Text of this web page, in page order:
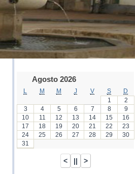
Agosto 2026
M M J V S
D
1
2
3
4 5 6 7 8
9
10
11 12 13 14 15
16
17
18 19 20 21 22
23
24
25 26 27 28 29
30
31